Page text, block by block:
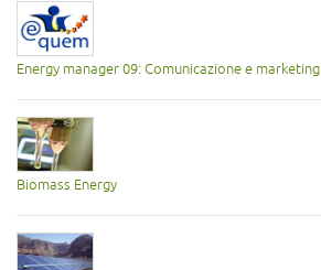
Energy manager 09: Comunicazione e marketing
Biomass Energy